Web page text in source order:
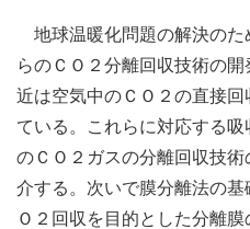
地球温暖化問題の解決のた
らのＣＯ２分離回収技術の
近は空気中のＣＯ２の直接
ている。これらに対応する
のＣＯ２ガスの分離回収技
介する。次いで膜分離法の
Ｏ２回収を目的とした分離膜